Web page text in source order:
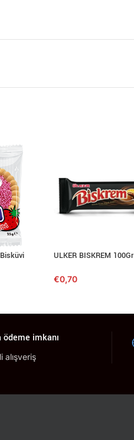
ULKER BISKREM 100Gr
€0,70
ödeme imkanı
alışveriş